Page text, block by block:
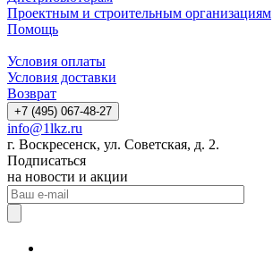
Проектным и строительным организациям
Помощь
Условия оплаты
Условия доставки
Возврат
+7 (495) 067-48-27
info@1lkz.ru
г. Воскресенск, ул. Советская, д. 2.
Подписаться
на новости и акции